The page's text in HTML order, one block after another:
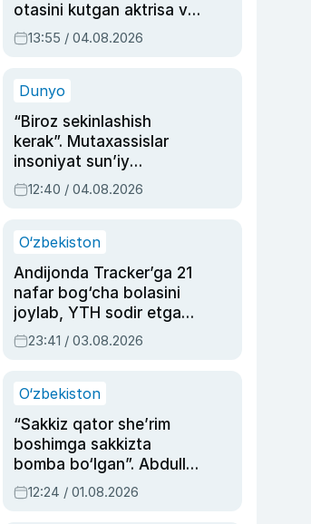
otasini kutgan aktrisa va
dublyaj ustasi Rimma
Ahmedovaning
13:55 / 04.08.2026
Dunyo
“Biroz sekinlashish
kerak”. Mutaxassislar
insoniyat sun’iy
intellektni boshqara
olmay qolishidan xavotir
12:40 / 04.08.2026
O‘zbekiston
Andijonda Tracker’ga 21
nafar bog‘cha bolasini
joylab, YTH sodir etgan
ayolga sud hukmi o‘qildi
23:41 / 03.08.2026
O‘zbekiston
“Sakkiz qator she’rim
boshimga sakkizta
bomba bo‘lgan”. Abdulla
Oripovni siyosiy
ayblovlardan asrab
12:24 / 01.08.2026